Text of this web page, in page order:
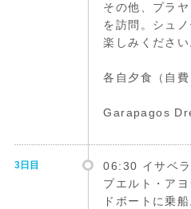
その他、プラ
を訪問。シュ
楽しみください
各自夕食（自費
Garapagos
3日目
06:30 イサベ
プエルト・ア
ドボートに乗船